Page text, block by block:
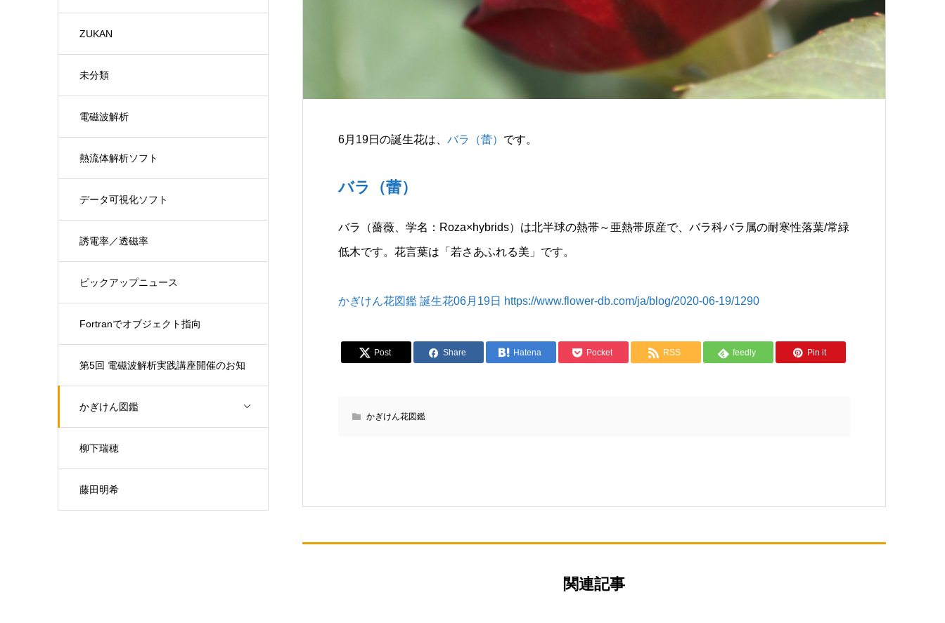
ZUKAN
未分類
電磁波解析
熱流体解析ソフト
データ可視化ソフト
誘電率／透磁率
ピックアップニュース
Fortranでオブジェクト指向
第5回 電磁波解析実践講座開催のお知
らせ（開催日：9月30日)
かぎけん図鑑
柳下瑞穂
藤田明希
6月19日の誕生花は、 バラ（蕾） です。
バラ（蕾）
バラ（薔薇、学名：Roza×hybrids）は北半球の熱帯～亜熱帯原産で、バラ科バラ属の耐寒性落葉/常緑
低木です。花言葉は「若さあふれる美」です。
かぎけん花図鑑 誕生花06月19日 https://www.flower-db.com/ja/blog/2020-06-19/1290
Post Share Hatena Pocket RSS feedly Pin it
かぎけん花図鑑
関連記事